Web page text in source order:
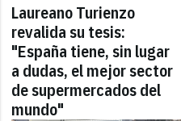
Laureano Turienzo
revalida su tesis:
"España tiene, sin lugar
a dudas, el mejor sector
de supermercados del
mundo"